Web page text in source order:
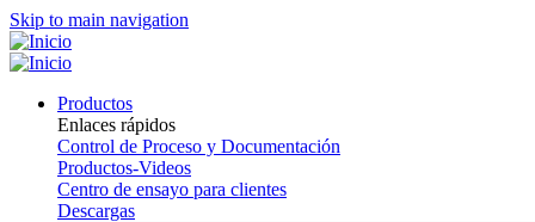
Skip to main navigation
Productos
Enlaces rápidos
Control de Proceso y Documentación
Productos-Videos
Centro de ensayo para clientes
Descargas